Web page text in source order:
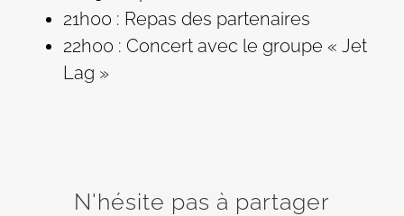
21h00 : Repas des partenaires
22h00 : Concert avec le groupe « Jet
Lag »
N'hésite pas à partager